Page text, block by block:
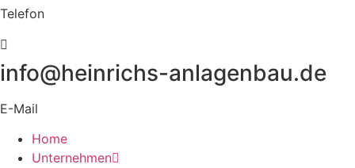
Telefon
info@heinrichs-anlagenbau.de
E-Mail
Home
Unternehmen